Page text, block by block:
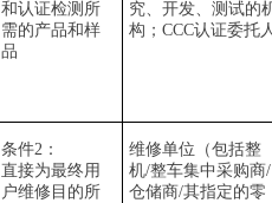
和认证检测所
需的产品和样
品
究、开发、测试的
构； CCC认证委托
条件2 ：
直接为最终用
户维修目的所
维修单位（包括整
机/整车集中采购商/
仓储商/其指定的零